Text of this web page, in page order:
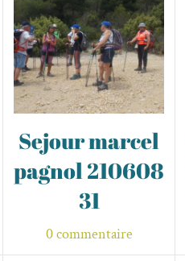
Sejour marcel
pagnol 210608
31
0 commentaire